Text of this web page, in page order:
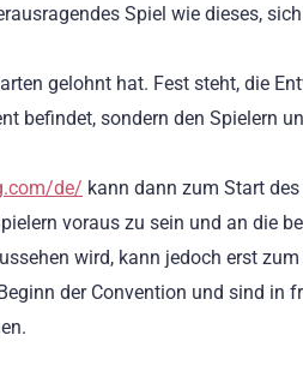
Spiel wie dieses,
gelohnt hat. Fest steht, die
befindet, sondern den Spielern
de/ kann dann zum Start
voraus zu sein und an die
wird, kann jedoch erst
der Convention und sind in